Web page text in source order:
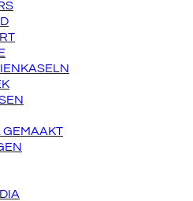
GEMAAKT